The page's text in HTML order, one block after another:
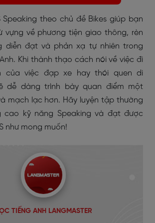
Speaking theo chủ đề Bikes giúp bạn
vựng về phương tiện giao thông, rèn
diễn đạt và phản xạ tự nhiên trong
Khi thành thạo cách nói về việc đi
của việc đạp xe hay thói quen di
dễ dàng trình bày quan điểm một
mạch lạc hơn. Hãy luyện tập thường
cao kỹ năng Speaking và đạt được
như mong muốn!
TIẾNG ANH LANGMASTER